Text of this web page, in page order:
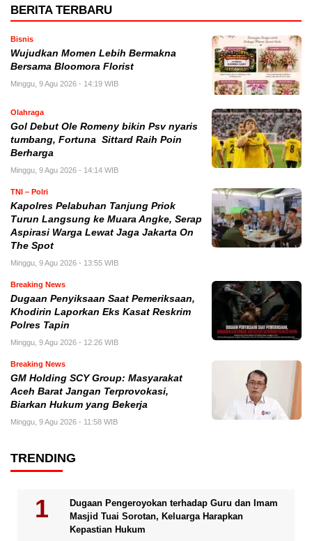
BERITA TERBARU
Bisnis
Wujudkan Momen Lebih Bermakna
Bersama Bloomora Florist
Minggu, 9 Agu 2026 - 14:19 WIB
Olahraga
Gol Debut Ole Romeny bikin Psv nyaris
tumbang, Fortuna Sittard Raih Poin
Berharga
Minggu, 9 Agu 2026 - 14:14 WIB
TNI – Polri
Kapolres Pelabuhan Tanjung Priok
Turun Langsung ke Muara Angke, Serap
Aspirasi Warga Lewat Jaga Jakarta On
The Spot
Minggu, 9 Agu 2026 - 13:55 WIB
Breaking News
Dugaan Penyiksaan Saat Pemeriksaan,
Khodirin Laporkan Eks Kasat Reskrim
Polres Tapin
Minggu, 9 Agu 2026 - 12:26 WIB
Breaking News
GM Holding SCY Group: Masyarakat
Aceh Barat Jangan Terprovokasi,
Biarkan Hukum yang Bekerja
Minggu, 9 Agu 2026 - 11:58 WIB
TRENDING
Dugaan Pengeroyokan terhadap Guru dan Imam
Masjid Tuai Sorotan, Keluarga Harapkan
Kepastian Hukum